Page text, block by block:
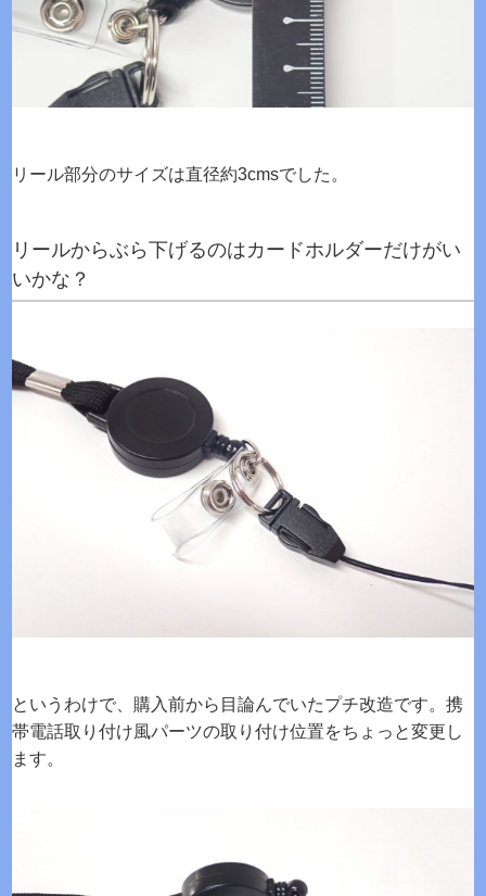
リール部分のサイズは直径約3cmsでした。
リールからぶら下げるのはカードホルダーだけがい
いかな？
というわけで、購入前から目論んでいたプチ改造です。携
帯電話取り付け風パーツの取り付け位置をちょっと変更し
ます。